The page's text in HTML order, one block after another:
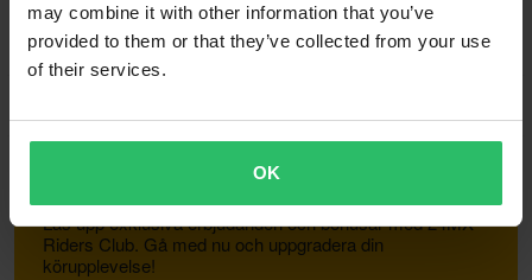
may combine it with other information that you’ve
provided to them or that they’ve collected from your use
of their services.
OK
Lediga jobb
Försäkran om överensstämmelse
Gå med i 24MX Riders Club
Lås upp exklusiva erbjudanden och bonusar med 24MX
Riders Club. Gå med nu och uppgradera din
körupplevelse!